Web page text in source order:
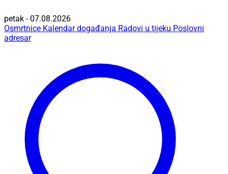
petak - 07.08.2026
Osmrtnice Kalendar događanja Radovi u tijeku Poslovni
adresar